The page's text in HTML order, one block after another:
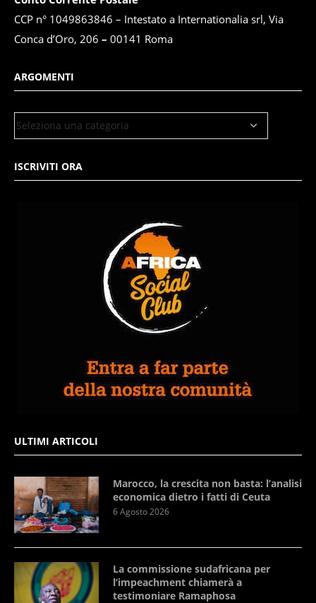
CCP n° 1049863846 – Intestato a Internationalia srl, Via
Conca d’Oro, 206 – 00141 Roma
ARGOMENTI
ISCRIVITI ORA
ULTIMI ARTICOLI
Marocco, la crescita non basta: l’analisi
economica dietro i fatti di Ceuta
6 Agosto 2026
La commissione sudafricana per
l’impeachment chiamerà a
testimoniare Ramaphosa